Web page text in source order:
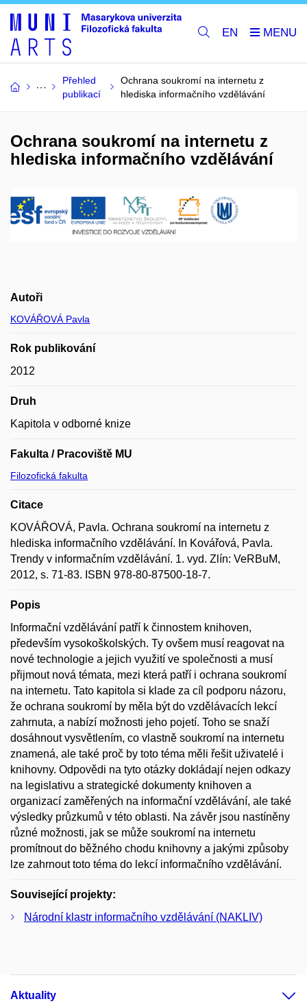
EN
Přehled
publikací
Ochrana soukromí na internetu z
hlediska informačního vzdělávání
Ochrana soukromí na internetu z
hlediska informačního vzdělávání
Autoři
KOVÁŘOVÁ Pavla
Rok publikování
2012
Druh
Kapitola v odborné knize
Fakulta / Pracoviště MU
Filozofická fakulta
Citace
KOVÁŘOVÁ, Pavla. Ochrana soukromí na internetu z
hlediska informačního vzdělávání. In Kovářová, Pavla.
Trendy v informačním vzdělávání. 1. vyd. Zlín: VeRBuM,
2012, s. 71-83. ISBN 978-80-87500-18-7.
Popis
Informační vzdělávání patří k činnostem knihoven,
především vysokoškolských. Ty ovšem musí reagovat na
nové technologie a jejich využití ve společnosti a musí
přijmout nová témata, mezi která patří i ochrana soukromí
na internetu. Tato kapitola si klade za cíl podporu názoru,
že ochrana soukromí by měla být do vzdělávacích lekcí
zahrnuta, a nabízí možnosti jeho pojetí. Toho se snaží
dosáhnout vysvětlením, co vlastně soukromí na internetu
znamená, ale také proč by toto téma měli řešit uživatelé i
knihovny. Odpovědi na tyto otázky dokládají nejen odkazy
na legislativu a strategické dokumenty knihoven a
organizací zaměřených na informační vzdělávání, ale také
výsledky průzkumů v této oblasti. Na závěr jsou nastíněny
různé možnosti, jak se může soukromí na internetu
promítnout do běžného chodu knihovny a jakými způsoby
lze zahrnout toto téma do lekcí informačního vzdělávání.
Související projekty:
Národní klastr informačního vzdělávání (NAKLIV)
Aktuality